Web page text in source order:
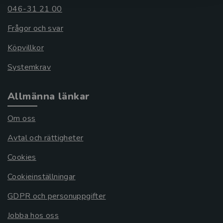
046-31 21 00
Frågor och svar
Köpvillkor
Systemkrav
Allmänna länkar
Om oss
Avtal och rättigheter
Cookies
Cookieinställningar
GDPR och personuppgifter
Jobba hos oss